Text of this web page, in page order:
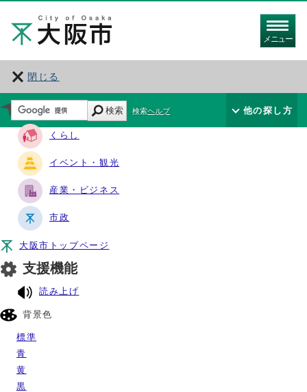
メニュー
閉じる
サイト・ナビ
くらし
イベント・観光
産業・ビジネス
市政
大阪市トップページ
支援機能
読み上げ
背景色
標準
青
黄
黒
検索 検索ヘルプ 他の探し方